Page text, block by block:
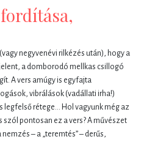
negyvenévi rilkézés után), hogy a
a domborodó mellkas csillogó
A vers amúgy is egyfajta
vibrálások (vadállati irha!)
legfelső rétege… Hol vagyunk még az
pontosan ez a vers? A művészet
– a „teremtés” – derűs,